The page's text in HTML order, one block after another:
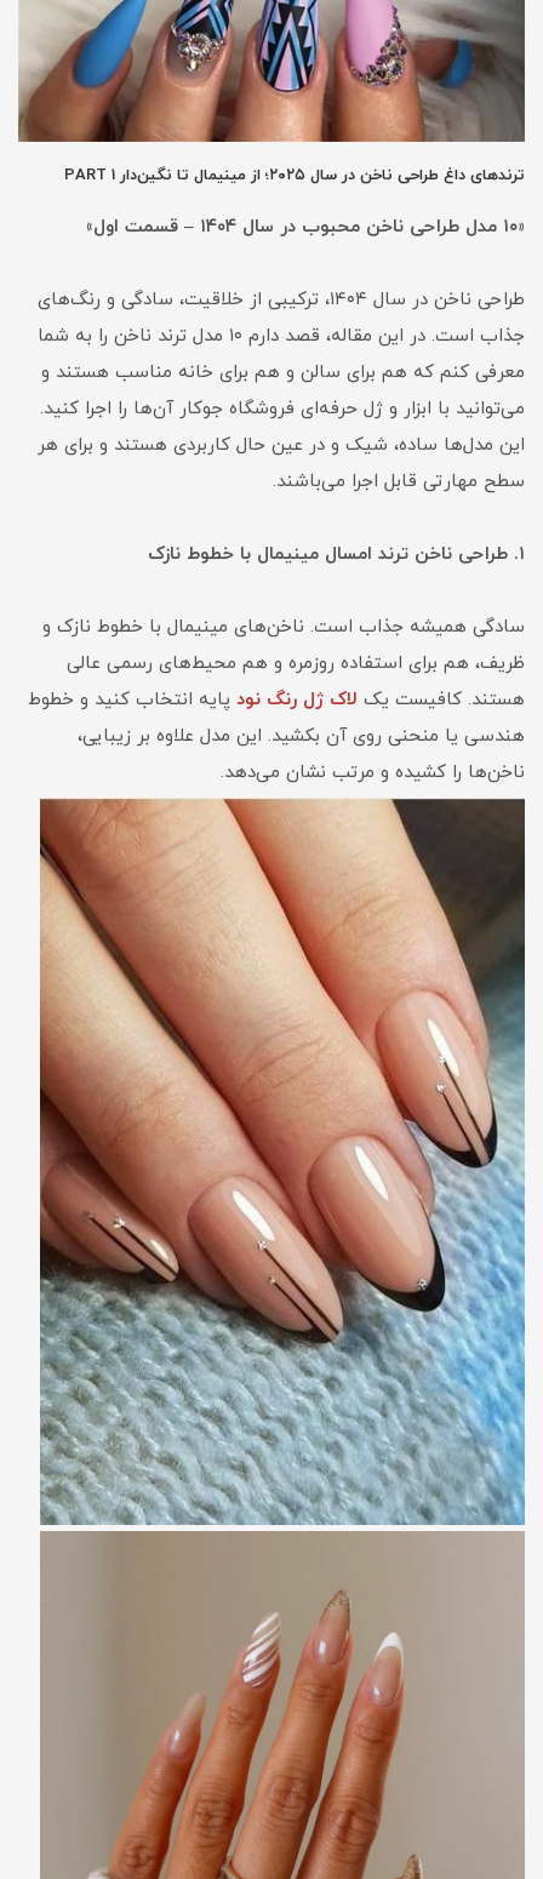
ترندهای داغ طراحی ناخن در سال ۲۰۲۵؛ از مینیمال تا نگین‌دار PART 1
«۱۰ مدل طراحی ناخن محبوب در سال ۱۴۰۴ – قسمت اول»
طراحی ناخن در سال ۱۴۰۴، ترکیبی از خلاقیت، سادگی و رنگ‌های
جذاب است. در این مقاله، قصد دارم ۱۰ مدل ترند ناخن را به شما
معرفی کنم که هم برای سالن و هم برای خانه مناسب هستند و
می‌توانید با ابزار و ژل حرفه‌ای فروشگاه جوکار آن‌ها را اجرا کنید.
این مدل‌ها ساده، شیک و در عین حال کاربردی هستند و برای هر
سطح مهارتی قابل اجرا می‌باشند.
۱. طراحی ناخن ترند امسال مینیمال با خطوط نازک
سادگی همیشه جذاب است. ناخن‌های مینیمال با خطوط نازک و
ظریف، هم برای استفاده روزمره و هم محیط‌های رسمی عالی
هستند. کافیست یک لاک ژل رنگ نود پایه انتخاب کنید و خطوط
هندسی یا منحنی روی آن بکشید. این مدل علاوه بر زیبایی،
ناخن‌ها را کشیده و مرتب نشان می‌دهد.